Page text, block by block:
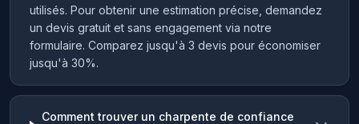
utilisés. Pour obtenir une estimation précise, demandez
un devis gratuit et sans engagement via notre
formulaire. Comparez jusqu'à 3 devis pour économiser
jusqu'à 30%.
Comment trouver un charpente de confiance